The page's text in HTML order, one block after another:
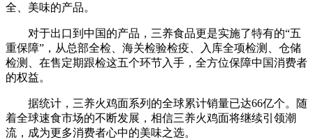
全、美味的产品。
对于出口到中国的产品，三养食品更是实施了特有的“五
重保障”，从总部全检、海关检验检疫、入库全项检测、仓储
检测、在售定期跟检这五个环节入手，全方位保障中国消费者
的权益。
据统计，三养火鸡面系列的全球累计销量已达66亿个。随
着全球速食市场的不断发展，相信三养火鸡面将继续引领潮
流，成为更多消费者心中的美味之选。